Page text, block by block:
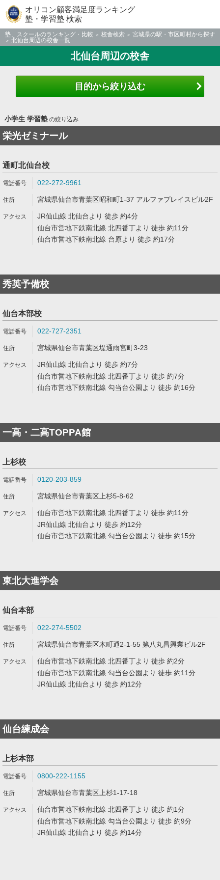
オリコン顧客満足度ランキング
塾・学習塾 検索
塾、スクールのランキング・比較 校舎検索
宮城県の駅・市区町村から探す
北仙台周辺の校舎一覧
北仙台周辺の校舎
目的から絞り込む
小学生 学習塾の絞り込み
栄光ゼミナール
通町北仙台校
022-272-9961
宮城県仙台市青葉区昭和町1-37 アルファプレイスビル2F
JR仙山線 北仙台より 徒歩 約4分
仙台市営地下鉄南北線 北四番丁より 徒歩 約11分
仙台市営地下鉄南北線 台原より 徒歩 約17分
秀英予備校
仙台本部校
022-727-2351
宮城県仙台市青葉区堤通雨宮町3-23
JR仙山線 北仙台より 徒歩 約7分
仙台市営地下鉄南北線 北四番丁より 徒歩 約7分
仙台市営地下鉄南北線 勾当台公園より 徒歩 約16分
一高・二高TOPPA館
上杉校
0120-203-859
宮城県仙台市青葉区上杉5-8-62
仙台市営地下鉄南北線 北四番丁より 徒歩 約11分
JR仙山線 北仙台より 徒歩 約12分
仙台市営地下鉄南北線 勾当台公園より 徒歩 約15分
東北大進学会
仙台本部
022-274-5502
宮城県仙台市青葉区木町通2-1-55 第八丸昌興業ビル2F
仙台市営地下鉄南北線 北四番丁より 徒歩 約2分
仙台市営地下鉄南北線 勾当台公園より 徒歩 約11分
JR仙山線 北仙台より 徒歩 約12分
仙台練成会
上杉本部
0800-222-1155
宮城県仙台市青葉区上杉1-17-18
仙台市営地下鉄南北線 北四番丁より 徒歩 約1分
仙台市営地下鉄南北線 勾当台公園より 徒歩 約9分
JR仙山線 北仙台より 徒歩 約14分